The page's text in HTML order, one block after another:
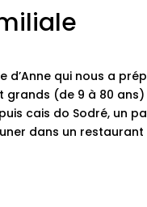
d’Anne qui nous a
grands (de 9 à 80
cais do Sodré, un
dans un